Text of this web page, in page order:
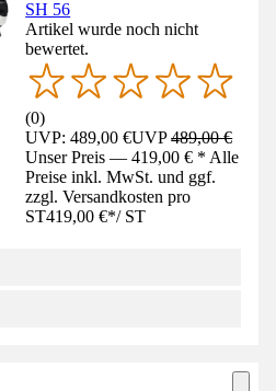
SH 56
Artikel wurde noch nicht
bewertet.
(0)
UVP: 489,00 €UVP489,00 €
Unser Preis — 419,00 € * Alle
Preise inkl. MwSt. und ggf.
zzgl. Versandkosten pro
ST419,00 €*/ ST